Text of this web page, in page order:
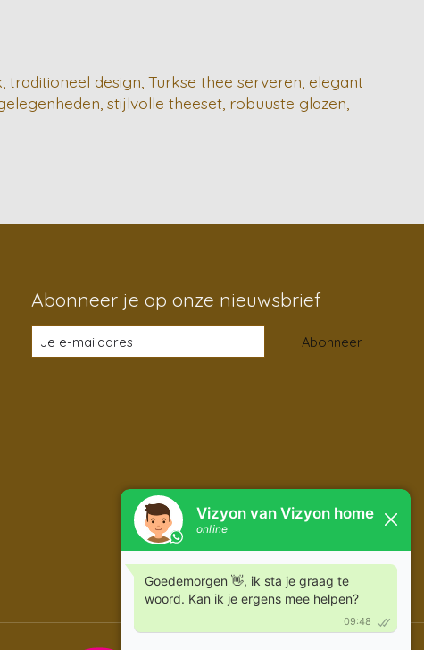
traditioneel design, Turkse thee serveren, elegant
stijlvolle theeset, robuuste glazen,
Abonneer je op onze nieuwsbrief
Abonneer